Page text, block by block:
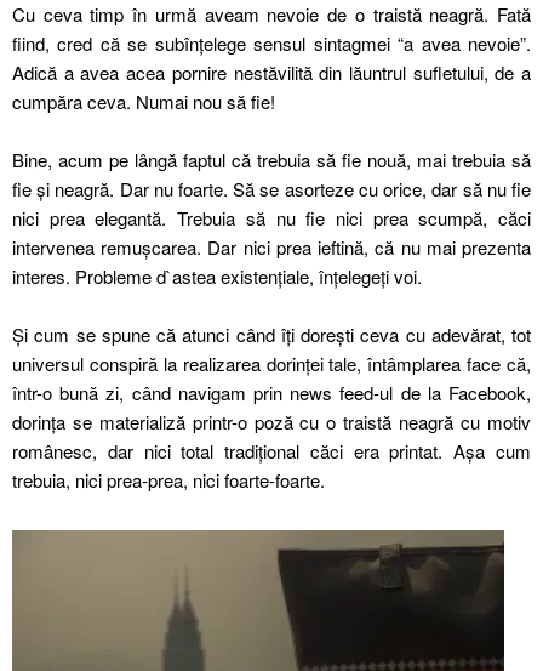
Cu ceva timp în urmă aveam nevoie de o traistă neagră. Fată
fiind, cred că se subînțelege sensul sintagmei “a avea nevoie”.
Adică a avea acea pornire nestăvilită din lăuntrul sufletului, de a
cumpăra ceva. Numai nou să fie!
Bine, acum pe lângă faptul că trebuia să fie nouă, mai trebuia să
fie și neagră. Dar nu foarte. Să se asorteze cu orice, dar să nu fie
nici prea elegantă. Trebuia să nu fie nici prea scumpă, căci
intervenea remușcarea. Dar nici prea ieftină, că nu mai prezenta
interes. Probleme d`astea existențiale, înțelegeți voi.
Și cum se spune că atunci când îți dorești ceva cu adevărat, tot
universul conspiră la realizarea dorinței tale, întâmplarea face că,
într-o bună zi, când navigam prin news feed-ul de la Facebook,
dorința se materializă printr-o poză cu o traistă neagră cu motiv
românesc, dar nici total tradițional căci era printat. Așa cum
trebuia, nici prea-prea, nici foarte-foarte.